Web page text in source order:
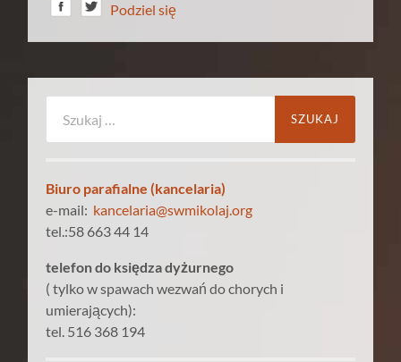
Podziel się
Biuro parafialne (kancelaria)
e-mail: kancelaria@swmikolaj.org
tel.:58 663 44 14
telefon do księdza dyżurnego
( tylko w spawach wezwań do chorych i
umierających):
tel. 516 368 194